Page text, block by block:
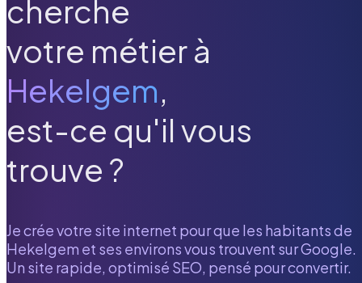
cherche
votre métier à
Hekelgem,
est-ce qu'il vous
trouve ?
Je crée votre site internet pour que les habitants de
Hekelgem et ses environs vous trouvent sur Google.
Un site rapide, optimisé SEO, pensé pour convertir.